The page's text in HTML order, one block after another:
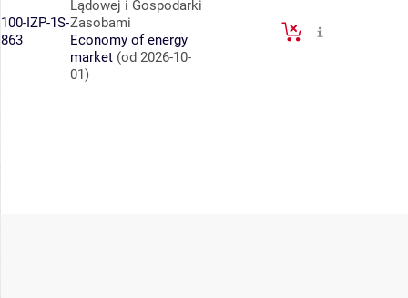
100-IZP-1S-
863
Lądowej i Gospodarki
Zasobami
Economy of energy
market (od 2026-10-
01)